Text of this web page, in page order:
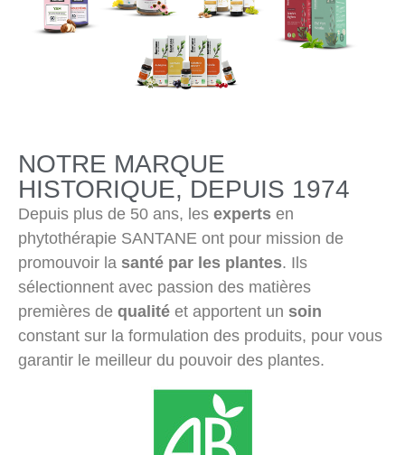
NOTRE MARQUE
HISTORIQUE, DEPUIS 1974
Depuis plus de 50 ans, les experts en
phytothérapie SANTANE ont pour mission de
promouvoir la santé par les plantes. Ils
sélectionnent avec passion des matières
premières de qualité et apportent un soin
constant sur la formulation des produits, pour vous
garantir le meilleur du pouvoir des plantes.